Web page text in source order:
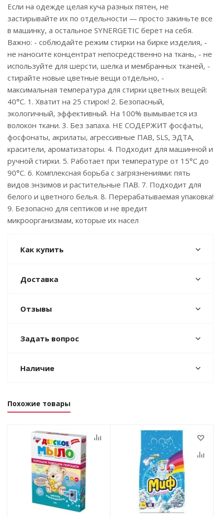
Если на одежде целая куча разных пятен, не
застирывайте их по отдельности — просто закиньте все
в машинку, а остальное SYNERGETIC берет на себя.
Важно: - соблюдайте режим стирки на бирке изделия, -
не наносите концентрат непосредственно на ткань, - не
используйте для шерсти, шелка и мембранных тканей, -
стирайте новые цветные вещи отдельно, -
максимальная температура для стирки цветных вещей:
40°С. 1. Хватит на 25 стирок! 2. Безопасный,
экологичный, эффективный. На 100% вымывается из
волокон ткани. 3. Без запаха. НЕ СОДЕРЖИТ фосфаты,
фосфонаты, акрилаты, агрессивные ПАВ, SLS, ЭДТА,
красители, ароматизаторы. 4. Подходит для машинной и
ручной стирки. 5. Работает при температуре от 15°С до
90°С. 6. Комплексная борьба с загрязнениями: пять
видов энзимов и растительные ПАВ. 7. Подходит для
белого и цветного белья. 8. Перерабатываемая упаковка!
9. Безопасно для септиков и не вредит
микроорганизмам, которые их насел
Как купить
Доставка
Отзывы
Задать вопрос
Наличие
Похожие товары